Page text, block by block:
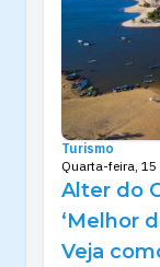
Turismo
Quarta-feira,
Alter do
‘Melhor
Veja